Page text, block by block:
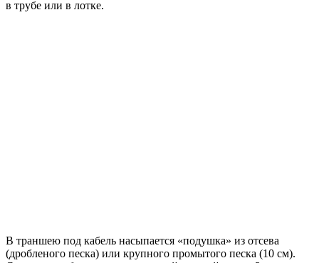
в трубе или в лотке.
В траншею под кабель насыпается «подушка» из отсева
(дробленого песка) или крупного промытого песка (10 см).